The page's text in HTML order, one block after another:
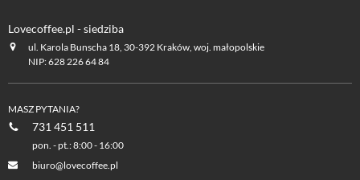
Lovecoffee.pl - siedziba
ul. Karola Bunscha 18, 30-392 Kraków, woj. małopolskie
NIP: 628 226 64 84
MASZ PYTANIA?
731 451 511
pon. - pt.: 8:00 - 16:00
biuro@lovecoffee.pl